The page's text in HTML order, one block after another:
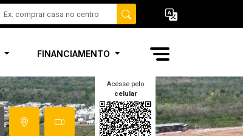
FINANCIAMENTO
Acesse pelo
celular